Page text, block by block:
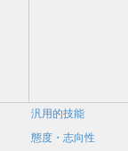
汎用的技能
態度・志向性